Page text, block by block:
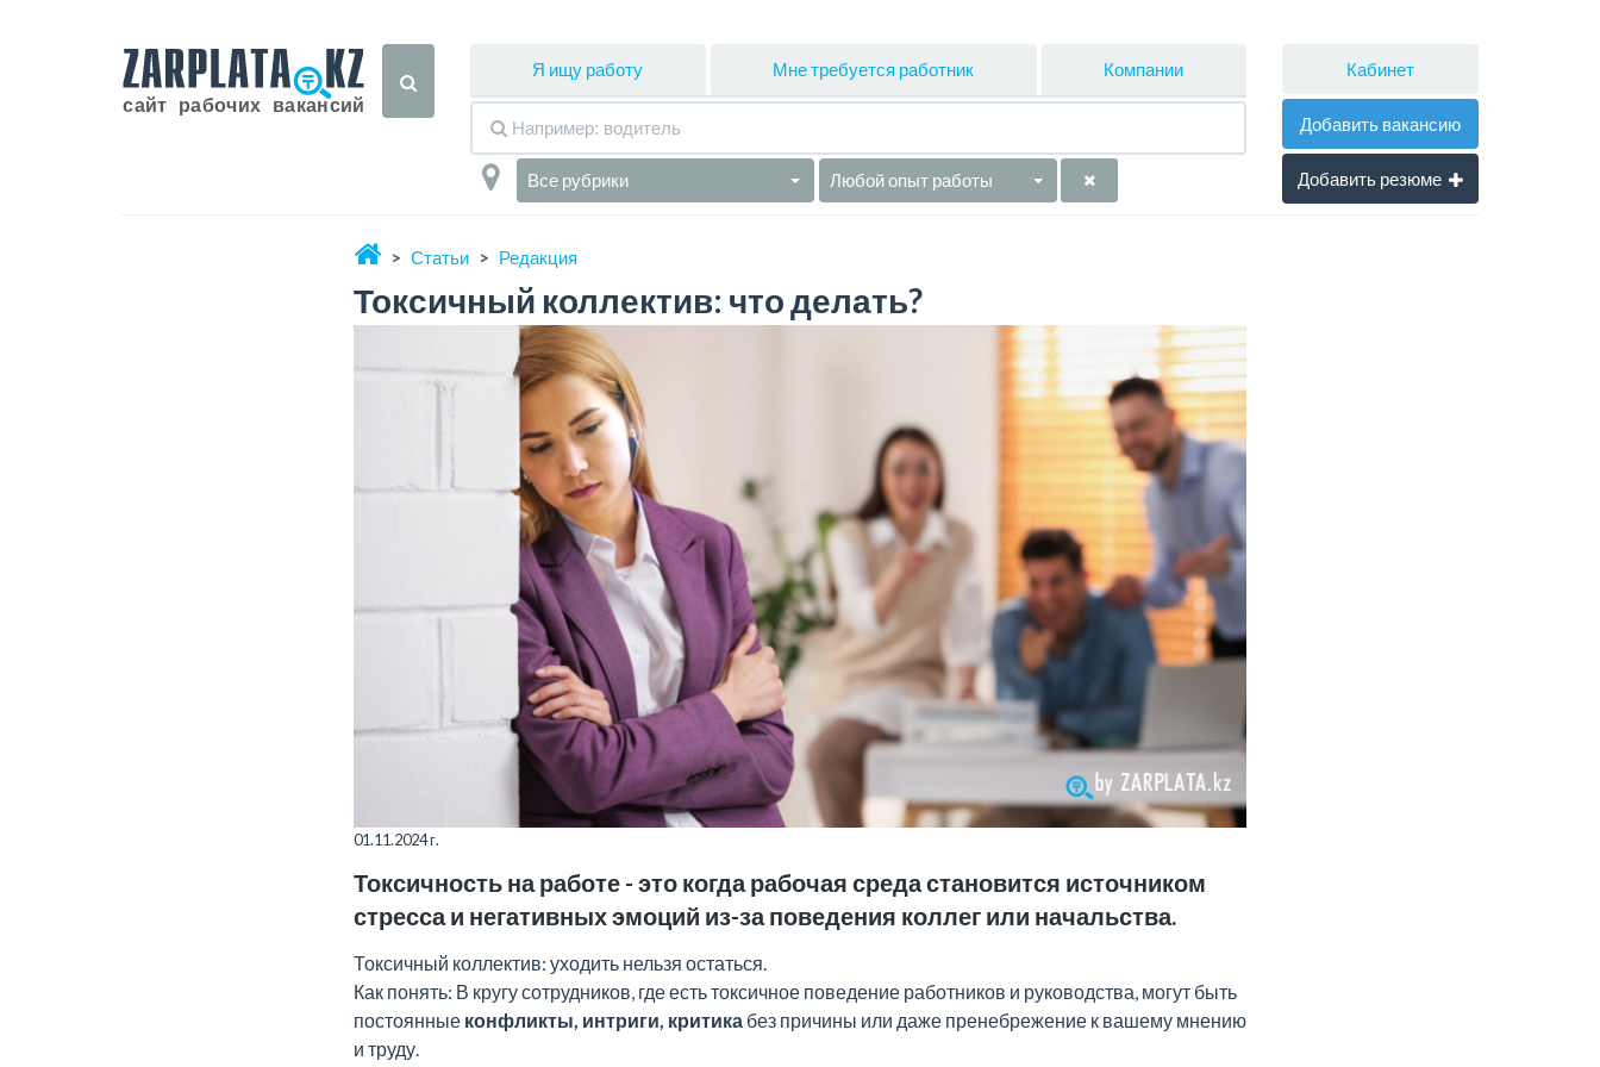
Я ищу работу Мне требуется работник Компании
Все рубрики Любой опыт работы
Кабинет
Добавить вакансию
Добавить резюме
Статьи Редакция
Токсичный коллектив: что делать?
01.11.2024 г.
Токсичность на работе - это когда рабочая среда становится источником
стресса и негативных эмоций из-за поведения коллег или начальства.
Токсичный коллектив: уходить нельзя остаться.
Как понять: В кругу сотрудников, где есть токсичное поведение работников и руководства, могут быть
постоянные конфликты, интриги, критика без причины или даже пренебрежение к вашему мнению
и труду.